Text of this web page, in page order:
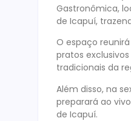
Gastronômica,
de Icapuí,
O espaço
pratos
tradicionais da
Além disso, na
preparará ao
de Icapuí.